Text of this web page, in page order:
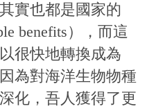
實也都是國家的
benefits），而這
很快地轉換成為
為對海洋生物物種
化，吾人獲得了更